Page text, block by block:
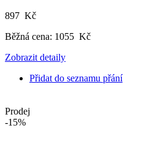
897 Kč
Běžná cena: 1055 Kč
Zobrazit detaily
Přidat do seznamu přání
Prodej
-15%